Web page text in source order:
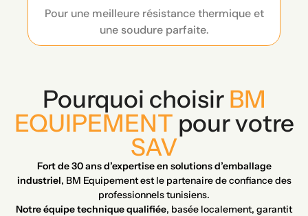
Pour une meilleure résistance thermique et
une soudure parfaite.
Pourquoi choisir BM
EQUIPEMENT pour votre
SAV
Fort de 30 ans d’expertise en solutions d’emballage
industriel, BM Equipement est le partenaire de confiance des
professionnels tunisiens.
Notre équipe technique qualifiée, basée localement, garantit